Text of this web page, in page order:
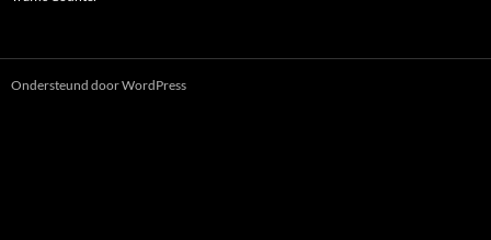
Ondersteund door WordPress